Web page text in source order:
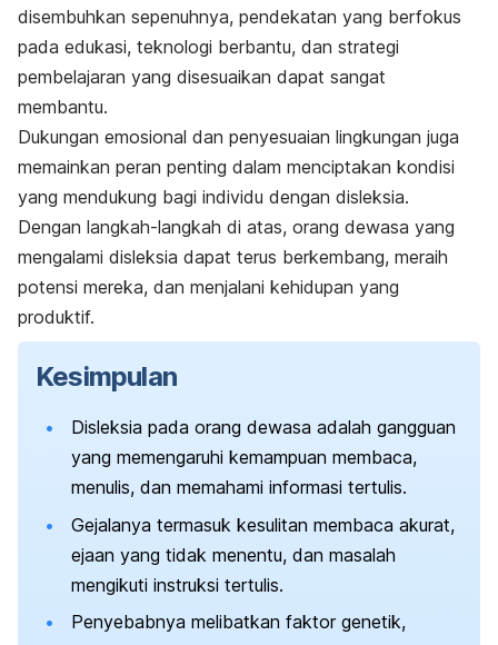
disembuhkan sepenuhnya, pendekatan yang berfokus
pada edukasi, teknologi berbantu, dan strategi
pembelajaran yang disesuaikan dapat sangat
membantu.
Dukungan emosional dan penyesuaian lingkungan juga
memainkan peran penting dalam menciptakan kondisi
yang mendukung bagi individu dengan disleksia.
Dengan langkah-langkah di atas, orang dewasa yang
mengalami disleksia dapat terus berkembang, meraih
potensi mereka, dan menjalani kehidupan yang
produktif.
Kesimpulan
Disleksia pada orang dewasa adalah gangguan
yang memengaruhi kemampuan membaca,
menulis, dan memahami informasi tertulis.
Gejalanya termasuk kesulitan membaca akurat,
ejaan yang tidak menentu, dan masalah
mengikuti instruksi tertulis.
Penyebabnya melibatkan faktor genetik,